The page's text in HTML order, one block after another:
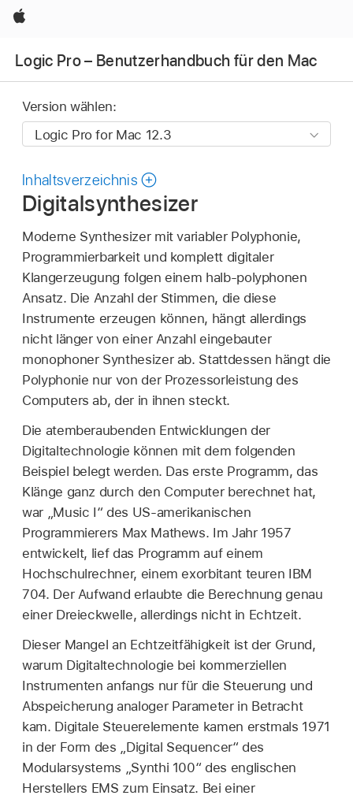
Apple
Logic Pro – Benutzerhandbuch für den Mac
Version wählen:
Inhaltsverzeichnis
Digitalsynthesizer
Moderne Synthesizer mit variabler Polyphonie,
Programmierbarkeit und komplett digitaler
Klangerzeugung folgen einem halb-polyphonen
Ansatz. Die Anzahl der Stimmen, die diese
Instrumente erzeugen können, hängt allerdings
nicht länger von einer Anzahl eingebauter
monophoner Synthesizer ab. Stattdessen hängt die
Polyphonie nur von der Prozessorleistung des
Computers ab, der in ihnen steckt.
Die atemberaubenden Entwicklungen der
Digitaltechnologie können mit dem folgenden
Beispiel belegt werden. Das erste Programm, das
Klänge ganz durch den Computer berechnet hat,
war „Music I“ des US-amerikanischen
Programmierers Max Mathews. Im Jahr 1957
entwickelt, lief das Programm auf einem
Hochschulrechner, einem exorbitant teuren IBM
704. Der Aufwand erlaubte die Berechnung genau
einer Dreieckwelle, allerdings nicht in Echtzeit.
Dieser Mangel an Echtzeitfähigkeit ist der Grund,
warum Digitaltechnologie bei kommerziellen
Instrumenten anfangs nur für die Steuerung und
Abspeicherung analoger Parameter in Betracht
kam. Digitale Steuerelemente kamen erstmals 1971
in der Form des „Digital Sequencer“ des
Modularsystems „Synthi 100“ des englischen
Herstellers EMS zum Einsatz. Bei einer